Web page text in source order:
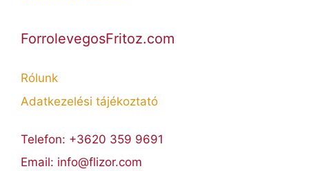
ForrolevegosFritoz.com
Rólunk
Adatkezelési tájékoztató
Telefon: +3620 359 9691
Email: info@flizor.com